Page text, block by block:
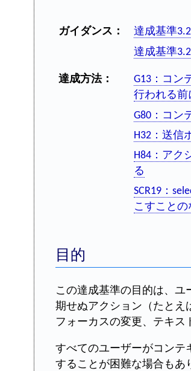
ガイダンス：
達成基準
達成基準
達成方法：
G13：コン
行われる前
G80：コン
H32：送信
H84：アク
る
SCR19：
こすこと
目的
この達成基準の目的は、
期せぬアクション（たとえ
フォーカスの変更、テキス
すべてのユーザーがコンテ
することが困難な場合もあ